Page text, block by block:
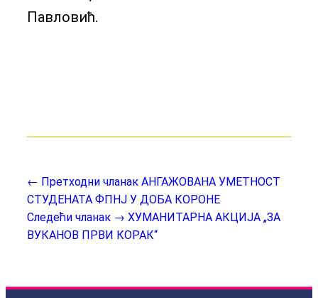
Павловић.
← Претходни чланак АНГАЖОВАНА УМЕТНОСТ
СТУДЕНАТА ФПНЈ У ДОБА КОРОНЕ
Следећи чланак → ХУМАНИТАРНА АКЦИЈА „ЗА
ВУКАНОВ ПРВИ КОРАК“